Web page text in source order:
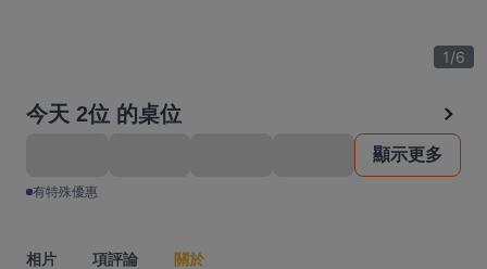
1/6
今天 2位 的桌位
顯示更多
有特殊優惠
相片 項評論 關於